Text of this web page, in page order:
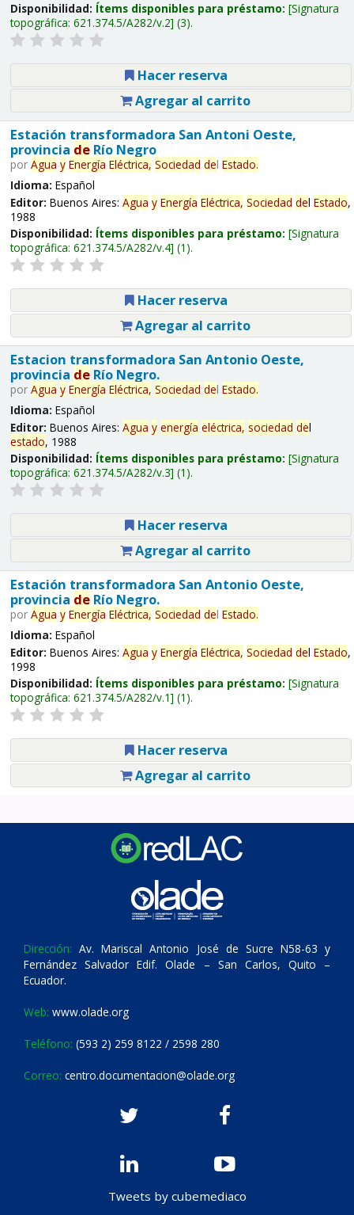
Disponibilidad: Ítems disponibles para préstamo: Signatura
topográfica: 621.374.5/A282/v.2 (3).
Hacer reserva
Agregar al carrito
Estación transformadora San Antoni Oeste,
provincia deRío Negro
por Agua y Energía Eléctrica, Sociedad del Estado.
Idioma: Español
Editor: Buenos Aires: Agua y Energía Eléctrica, Sociedad del Estado,
1988
Disponibilidad: Ítems disponibles para préstamo: Signatura
topográfica: 621.374.5/A282/v.4 (1).
Hacer reserva
Agregar al carrito
Estacion transformadora San Antonio Oeste,
provincia deRío Negro.
por Agua y Energía Eléctrica, Sociedad del Estado.
Idioma: Español
Editor: Buenos Aires: Agua y energía eléctrica, sociedad del
estado, 1988
Disponibilidad: Ítems disponibles para préstamo: Signatura
topográfica: 621.374.5/A282/v.3 (1).
Hacer reserva
Agregar al carrito
Estación transformadora San Antonio Oeste,
provincia deRío Negro.
por Agua y Energía Eléctrica, Sociedad del Estado.
Idioma: Español
Editor: Buenos Aires: Agua y Energía Eléctrica, Sociedad del Estado,
1998
Disponibilidad: Ítems disponibles para préstamo: Signatura
topográfica: 621.374.5/A282/v.1 (1).
Hacer reserva
Agregar al carrito
Dirección: Av. Mariscal Antonio José de Sucre N58-63 y
Fernández Salvador Edif. Olade – San Carlos, Quito –
Ecuador.
Web: www.olade.org
Teléfono: (593 2) 259 8122 / 2598 280
Correo: centro.documentacion@olade.org
Tweets by cubemediaco